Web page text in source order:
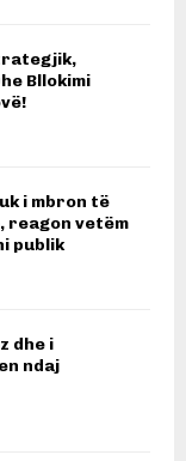
Bllokimi
i mbron të
reagon vetëm
publik
dhe i
ndaj